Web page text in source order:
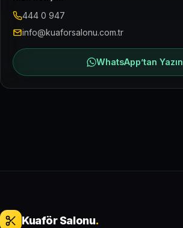
444 0 947
info@kuaforsalonu.com.tr
WhatsApp’tan Yazın
Kuaför Salonu.